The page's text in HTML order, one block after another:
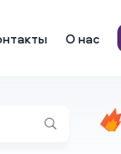
О нас